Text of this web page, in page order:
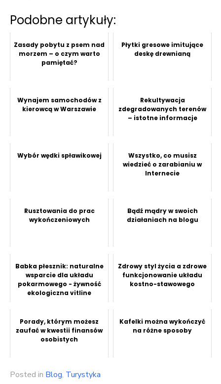
Podobne artykuły:
Zasady pobytu z psem nad
morzem – o czym warto
pamiętać?
Płytki gresowe imitujące
deskę drewnianą
Wynajem samochodów z
kierowcą w Warszawie
Rekultywacja
zdegradowanych terenów
– istotne informacje
Wybór wędki spławikowej
Wszystko, co musisz
wiedzieć o zarabianiu w
Internecie
Rusztowania do prac
wykończeniowych
Bądź mądry w swoich
działaniach na blogu
Babka płesznik: naturalne
wsparcie dla układu
pokarmowego - żywność
ekologiczna vitline
Zdrowy styl życia a zdrowe
funkcjonowanie układu
kostno-stawowego
Porady, którym możesz
zaufać w kwestii finansów
osobistych
Kafelki można wykończyć
na różne sposoby
Posted in Blog, Turystyka